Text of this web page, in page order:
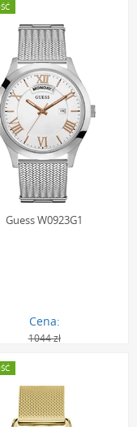
Guess W0923G1
Cena:
1044 zł